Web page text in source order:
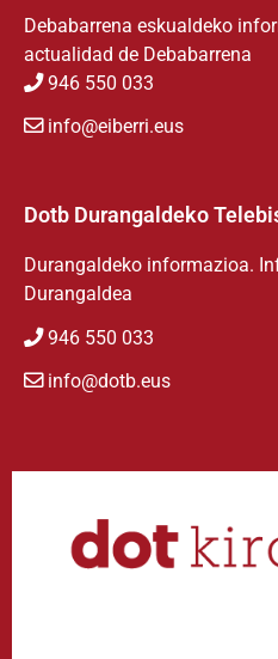
Debabarrena eskualdeko
actualidad de Debabarrena
946 550 033
info@eiberri.eus
Dotb Durangaldeko
Durangaldeko informazioa.
Durangaldea
946 550 033
info@dotb.eus